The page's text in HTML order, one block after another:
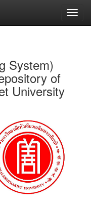
System)
of
University